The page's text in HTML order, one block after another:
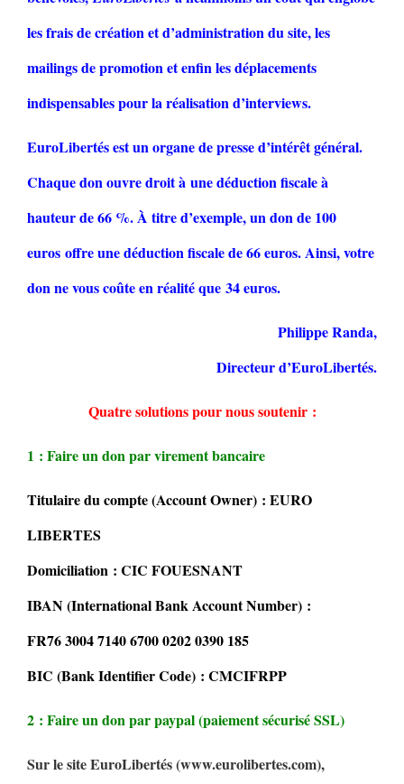
les frais de création et d’administration du site, les
mailings de promotion et enfin les déplacements
indispensables pour la réalisation d’interviews.
EuroLibertés est un organe de presse d’intérêt général.
Chaque don ouvre droit à une déduction fiscale à
hauteur de 66 %. À titre d’exemple, un don de 100
euros offre une déduction fiscale de 66 euros. Ainsi, votre
don ne vous coûte en réalité que 34 euros.
Philippe Randa,
Directeur d’EuroLibertés.
Quatre solutions pour nous soutenir :
1 : Faire un don par virement bancaire
Titulaire du compte (Account Owner) : EURO
LIBERTES
Domiciliation : CIC FOUESNANT
IBAN (International Bank Account Number) :
FR76 3004 7140 6700 0202 0390 185
BIC (Bank Identifier Code) : CMCIFRPP
2 : Faire un don par paypal (paiement sécurisé SSL)
Sur le site EuroLibertés (www.eurolibertes.com),